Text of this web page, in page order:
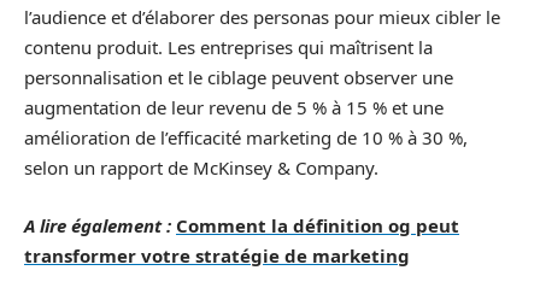
l’audience et d’élaborer des personas pour mieux cibler le
contenu produit. Les entreprises qui maîtrisent la
personnalisation et le ciblage peuvent observer une
augmentation de leur revenu de 5 % à 15 % et une
amélioration de l’efficacité marketing de 10 % à 30 %,
selon un rapport de McKinsey & Company.
A lire également : Comment la définition og peut
transformer votre stratégie de marketing